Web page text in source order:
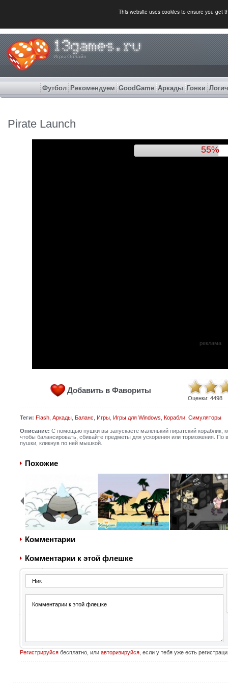
This website uses cookies to ensure you get
Игры Онлайн
Футбол Рекомендуем GoodGame Аркады Гонки
Pirate Launch
58%
реклама
Добавить в Фавориты
Оценки: 4498
Теги: Flash, Аркады, Баланс Игры, Игры для Windows Корабли, Симуляторы
Описание: С помощью пушки вы запускаете маленький пиратский
чтобы балансировать, сбивайте предметы для ускорения или торможения. По
пушки, кликнув по ней мышкой.
Похожие
Комментарии
Комментарии к этой флешке
Регистрируйсябесплатно, или авторизируйся, если у тебя уже есть